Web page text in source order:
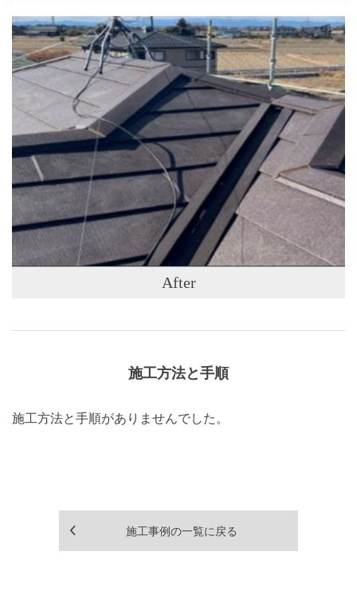
After
施工方法と手順
施工方法と手順がありませんでした。
施工事例の一覧に戻る